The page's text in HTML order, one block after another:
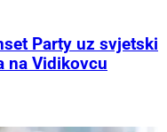
Party uz svjetski
na Vidikovcu